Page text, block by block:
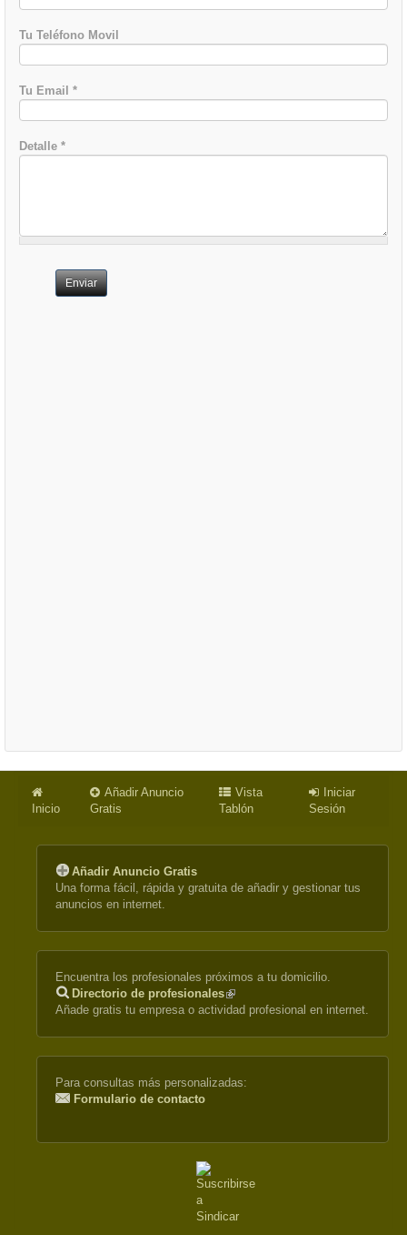
Tu Teléfono Movil
Tu Email *
Detalle *
Enviar
Inicio
Añadir Anuncio
Gratis
Vista
Tablón
Iniciar
Sesión
Añadir Anuncio Gratis
Una forma fácil, rápida y gratuita de añadir y gestionar tus
anuncios en internet.
Encuentra los profesionales próximos a tu domicilio.
Directorio de profesionales(link
is
Añade gratis tu empresa o actividad profesional en internet.
Para consultas más personalizadas:
Formulario de contacto